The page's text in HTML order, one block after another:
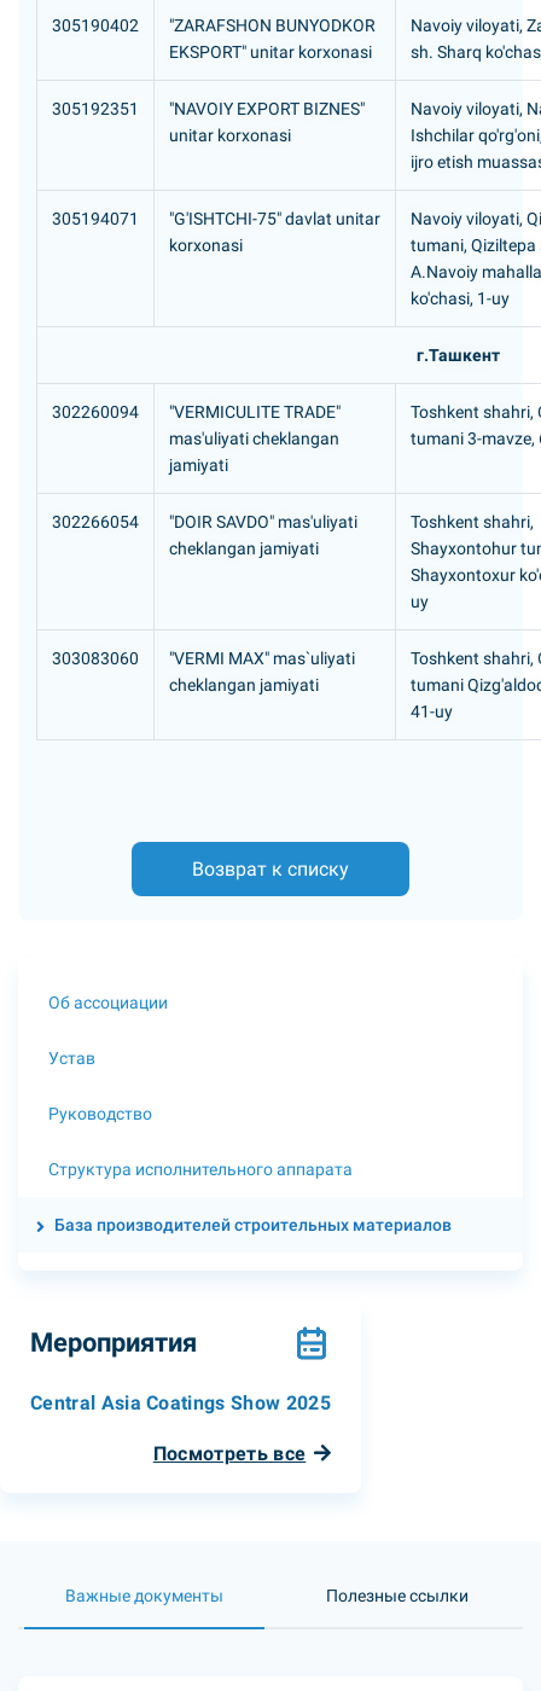
305190402
"ZARAFSHON BUNYODKOR
EKSPORT" unitar korxonasi
Navoiy viloyati,
sh. Sharq
305192351
"NAVOIY EXPORT BIZNES"
unitar korxonasi
Navoiy viloyati,
Ishchilar
ijro etish
305194071
"G'ISHTCHI-75" davlat unitar
korxonasi
Navoiy viloyati,
tumani, Qiziltepa
A.Navoiy
ko'chasi, 1-uy
г.Ташкент
302260094
"VERMICULITE TRADE"
mas'uliyati cheklangan
jamiyati
Toshkent shahri,
tumani 3-
302266054
"DOIR SAVDO" mas'uliyati
cheklangan jamiyati
Toshkent shahri,
Shayxontohur
Shayxontoxur
uy
303083060
"VERMI MAX" mas`uliyati
cheklangan jamiyati
Toshkent shahri,
tumani
41-uy
Возврат к списку
Об ассоциации
Устав
Руководство
Структура исполнительного аппарата
База производителей строительных материалов
Мероприятия
Central Asia Coatings Show 2025
Посмотреть все
Важные документы Полезные ссылки